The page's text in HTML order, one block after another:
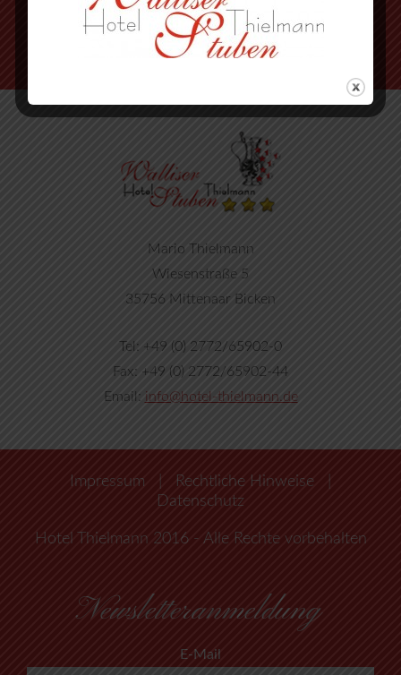
Mario Thielmann
Wiesenstraße 5
35756 Mittenaar Bicken
Tel: +49 (0) 2772/65902-0
Fax: +49 (0) 2772/65902-44
Email: info@hotel-thielmann.de
Impressum Rechtliche Hinweise
Datenschutz
Hotel Thielmann 2016 - Alle Rechte vorbehalten
Newsletteranmeldung
E-Mail